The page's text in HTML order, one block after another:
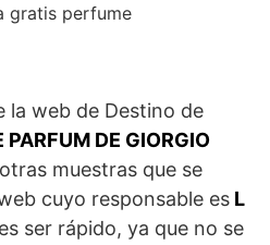
la web de Destino de
PARFUM DE GIORGIO
muestras que se
cuyo responsable es L
ser rápido, ya que no se